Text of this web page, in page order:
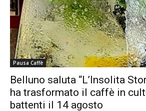
Pausa Caffè
Belluno saluta “L’Insolita
ha trasformato il caffè in
battenti il 14 agosto